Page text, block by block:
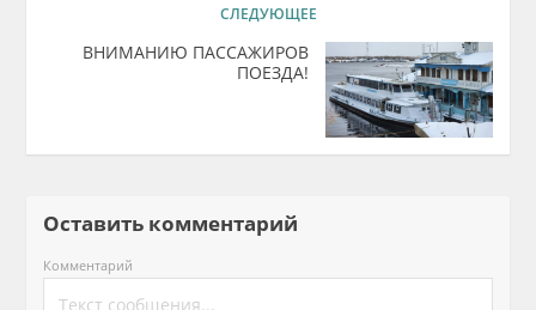
СЛЕДУЮЩЕЕ
ВНИМАНИЮ ПАССАЖИРОВ
ПОЕЗДА!
Оставить комментарий
Комментарий